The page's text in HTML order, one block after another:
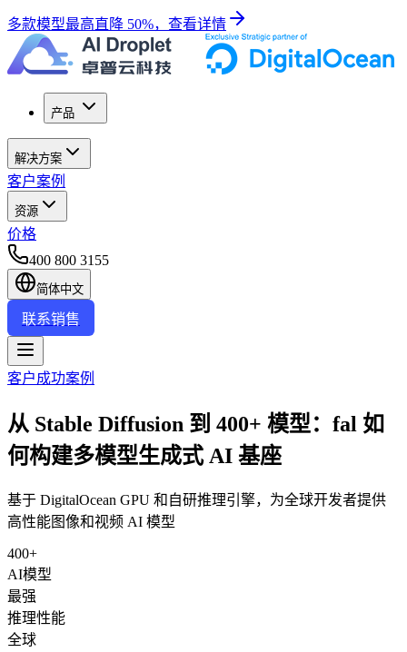
多款模型最高直降 50%，查看详情
产品
解决方案
客户案例
资源
价格
400 800 3155
简体中文
联系销售
客户成功案例
从 Stable Diffusion 到 400+ 模型：fal 如
何构建多模型生成式 AI 基座
基于 DigitalOcean GPU 和自研推理引擎，为全球开发者提供
高性能图像和视频 AI 模型
400+
AI模型
最强
推理性能
全球